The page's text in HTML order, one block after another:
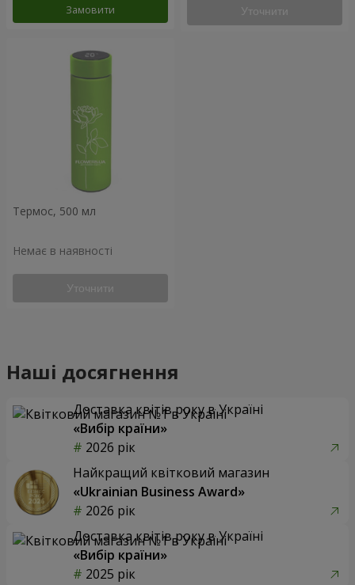
Замовити Уточнити
Термос, 500 мл
Немає в наявності
Уточнити
Наші досягнення
Доставка квітів року в Україні
«Вибір країни»
2026 рік
Найкращий квітковий магазин
«Ukrainian Business Award»
2026 рік
Доставка квітів року в Україні
«Вибір країни»
2025 рік